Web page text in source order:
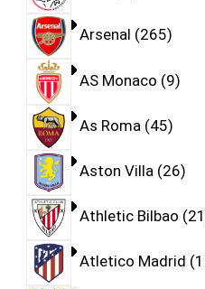
Arsenal 265
AS Monaco 9
As Roma 45
Aston Villa 26
Athletic Bilbao 21
Atletico Madrid